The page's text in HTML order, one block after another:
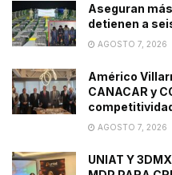
Aseguran
detienen a
AGOSTO 7, 2026
Américo
CANACAR y
AGOSTO 7, 2026
UNIAT Y